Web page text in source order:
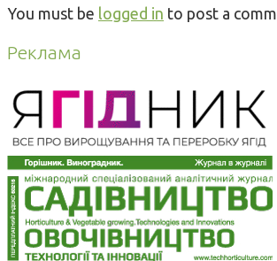
You must be logged in to post a
Реклама